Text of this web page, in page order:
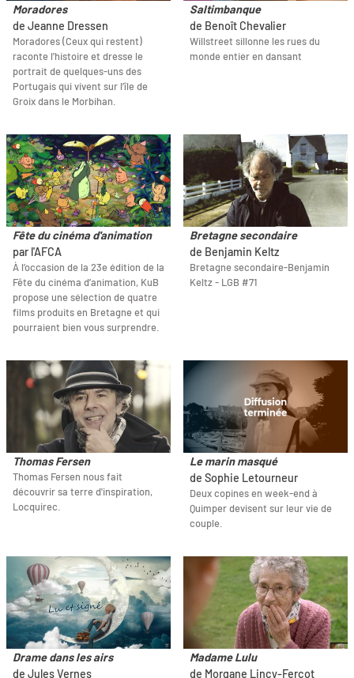
Moradores
de Jeanne Dressen
Moradores (Ceux qui restent)
raconte l’histoire et dresse le
portrait de quelques-uns des
Portugais qui vivent sur l’île de
Groix dans le Morbihan.
Saltimbanque
de Benoît Chevalier
Willstreet sillonne les rues du
monde entier en dansant
Fête du cinéma d'animation
par l'AFCA
À l’occasion de la 23e édition de la
Fête du cinéma d’animation, KuB
propose une sélection de quatre
films produits en Bretagne et qui
pourraient bien vous surprendre.
Bretagne secondaire
de Benjamin Keltz
Bretagne secondaire-Benjamin
Keltz - LGB #71
Thomas Fersen
Thomas Fersen nous fait
découvrir sa terre d'inspiration,
Locquirec.
Le marin masqué
de Sophie Letourneur
Deux copines en week-end à
Quimper devisent sur leur vie de
couple.
Drame dans les airs
de Jules Vernes
Madame Lulu
de Morgane Lincy-Fercot